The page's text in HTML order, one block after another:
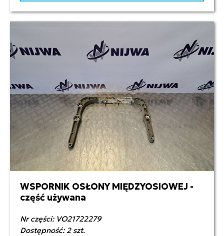
WSPORNIK OSŁONY MIĘDZYOSIOWEJ -
część używana
Nr części: VO21722279
Dostępność: 2 szt.